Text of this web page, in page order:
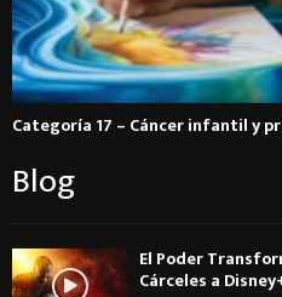
Categoría 17 – Cáncer infantil y
Blog
El Poder
Cárceles a